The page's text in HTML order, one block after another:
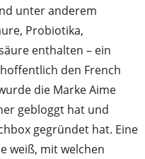
unter anderem
Probiotika,
enthalten – ein
den French
die Marke Aime
gebloggt hat und
gegründet hat. Eine
weiß, mit welchen